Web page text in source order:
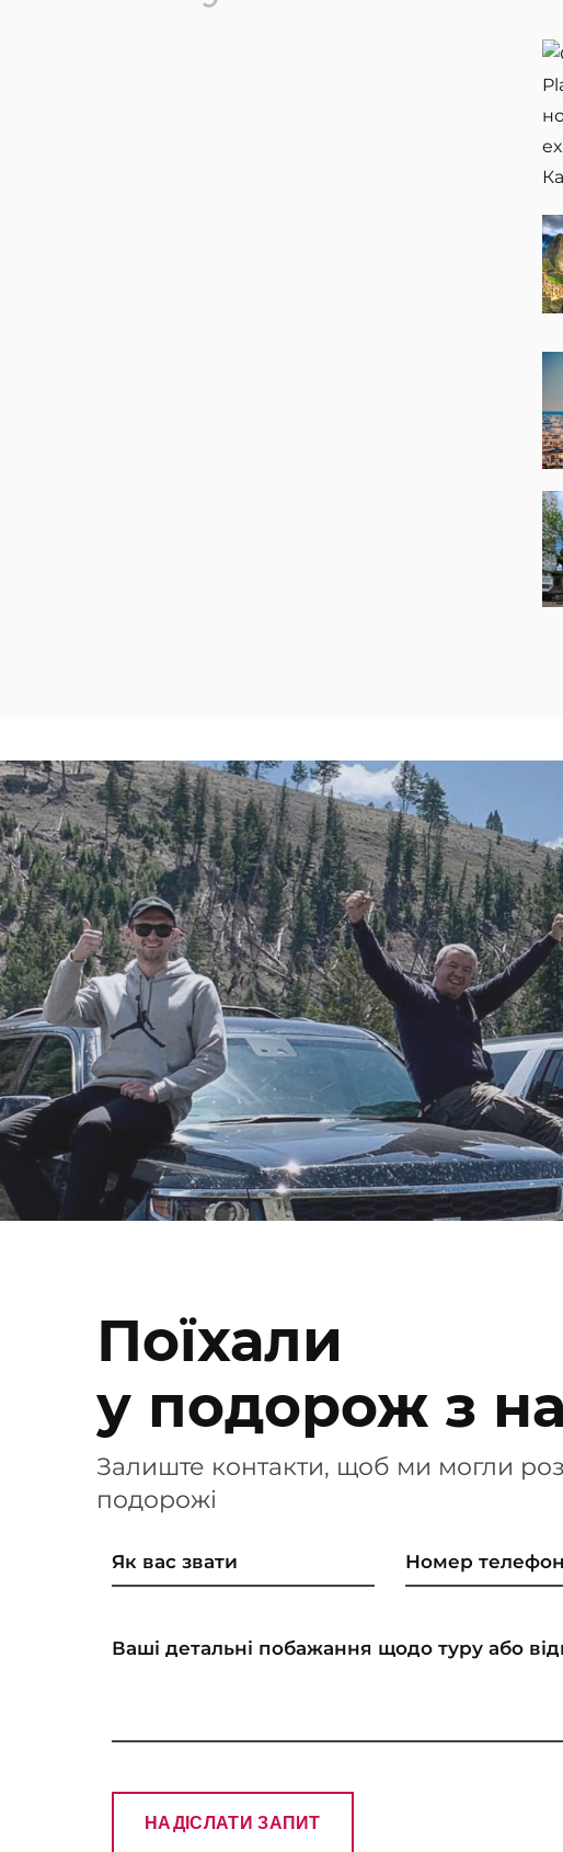
Поїхали
у подорож з
Залиште контакти, щоб ми могли
подорожі